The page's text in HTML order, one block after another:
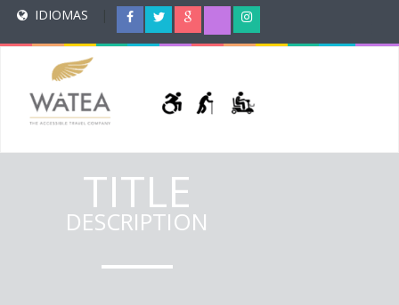
IDIOMAS
TITLE
DESCRIPTION